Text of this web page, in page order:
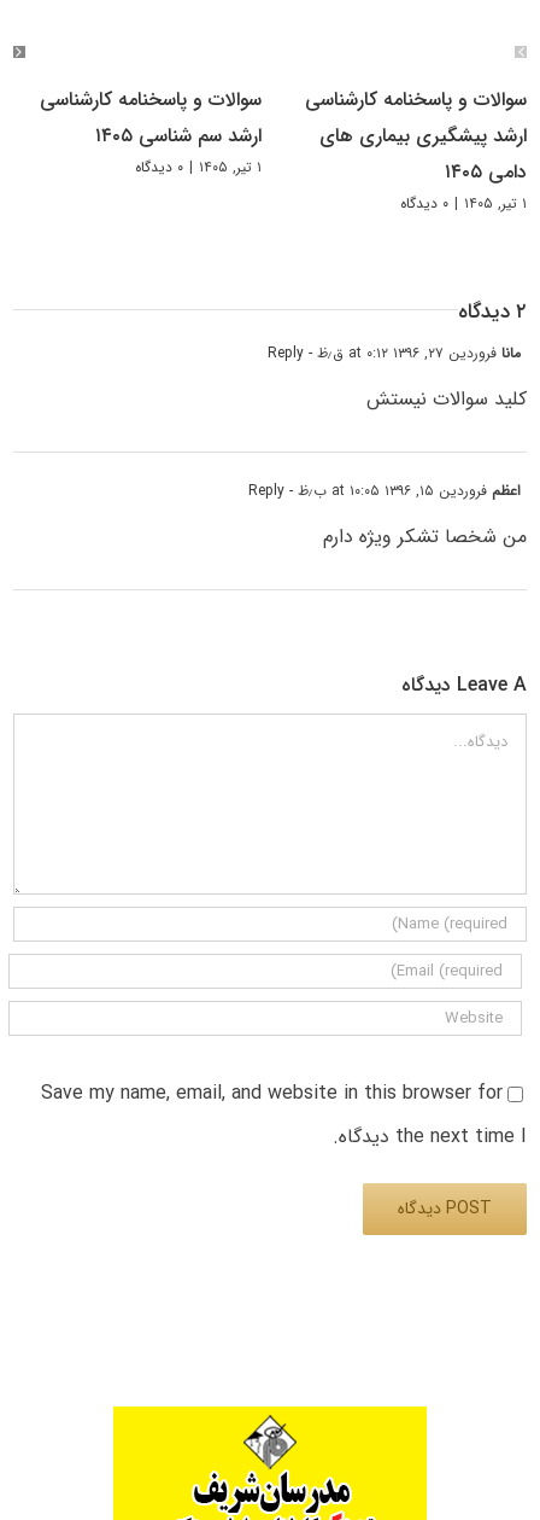
سوالات و پاسخنامه کارشناسی
ارشد پیشگیری بیماری های
دامی ۱۴۰۵
۱ تیر, ۱۴۰۵ | ۰ دیدگاه
سوالات و پاسخنامه کارشناسی
ارشد سم شناسی ۱۴۰۵
۱ تیر, ۱۴۰۵ | ۰ دیدگاه
۲ دیدگاه
مانافروردین ۲۷, ۱۳۹۶ at ۰:۱۲ ق٫ظ - Reply
کلید سوالات نیستش
اعظم فروردین ۱۵, ۱۳۹۶ at ۱۰:۰۵ ب٫ظ - Reply
من شخصا تشکر ویژه دارم
Leave A دیدگاه
دیدگاه
Save my name, email, and website in this browser for
the next time I دیدگاه.